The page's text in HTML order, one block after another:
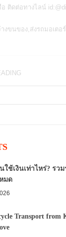
อ ติดต่อทางไลน์
งขนของ, ส่งรถมอเตอ
ใช้เงินเท่าไหร่? รว
มด
Transport from